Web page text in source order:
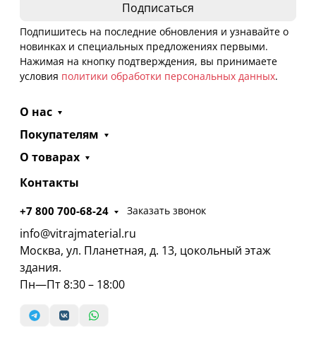
Подпишитесь на последние обновления и узнавайте о
новинках и специальных предложениях первыми.
Нажимая на кнопку подтверждения, вы принимаете
условия политики обработки персональных данных.
О нас
Покупателям
О товарах
Контакты
+7 800 700-68-24 Заказать звонок
info@vitrajmaterial.ru
Москва, ул. Планетная, д. 13, цокольный этаж
здания.
Пн—Пт 8:30 – 18:00